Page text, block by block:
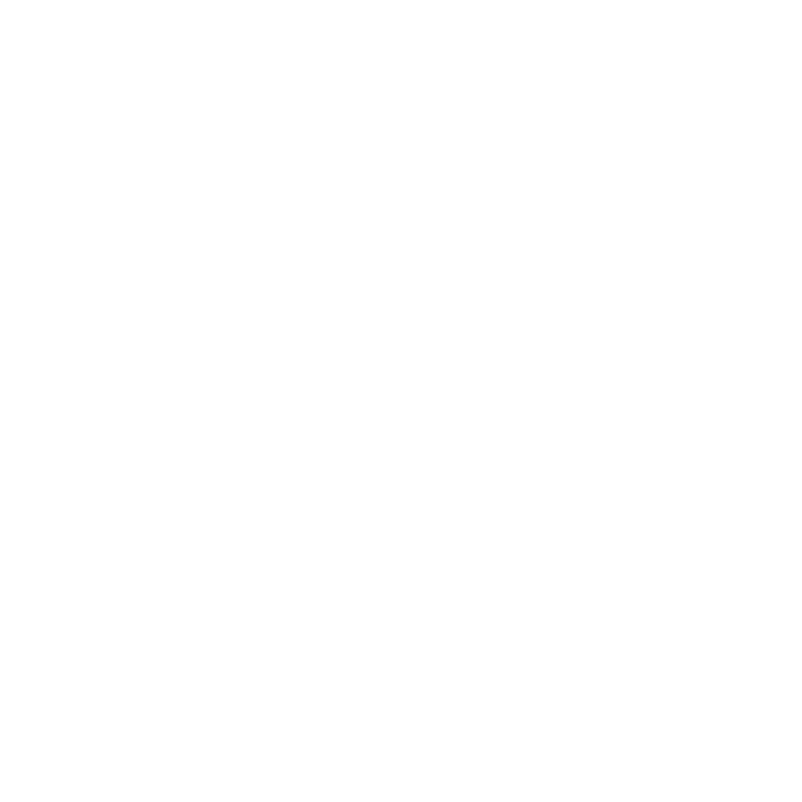
výtahy). Vstupní hala s recepcí, společenská místnost s TV/sat, hlavní restaurace, restaurace à la carte, bar, konferenční místnost,
s lehátky a slunečníky zdarma, osušky oproti kauci.
nebo terasa.
Lehátka a slunečníky na plážích za poplatek.
brouzdaliště, hřiště, animační programy, dětská postýlka zdarma (na vyžádání).
zavedením případných hygienických či protiepidemických opatření v dané destinaci.